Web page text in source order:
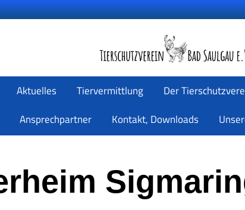
Aktuelles Tiervermittlung Der
Ansprechpartner Kontakt, Downloads